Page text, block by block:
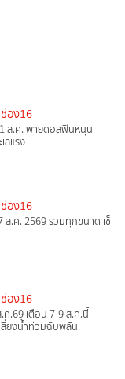
อง16
ส.ค. พายุดอลฟินหนุน
ลแรง
อง16
.ค. 2569 รวมทุกขนาด เช็
อง16
.69 เตือน 7-9 ส.ค.นี้
สี่ยงน้ำท่วมฉับพลัน